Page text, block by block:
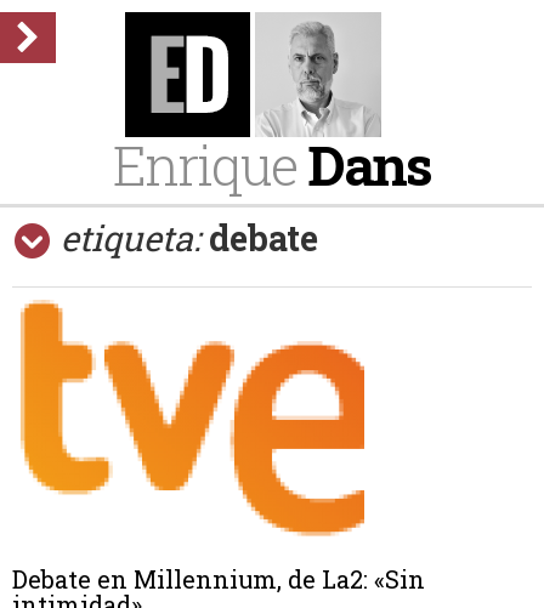
EnriqueDans
etiqueta: debate
Debate en Millennium, de La2: «Sin